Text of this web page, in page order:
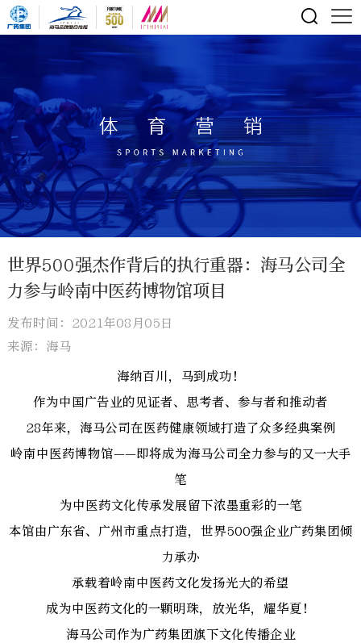
世界500强杰作背后的执行重器：海马公司全
力参与岭南中医药博物馆项目
发布时间：2021年08月05日
来源：海马
海纳百川，马到成功！
作为中国广告业的见证者、思考者、参与者和推动者
28年来，海马公司在医药健康领域打造了众多经典案例
岭南中医药博物馆——即将成为海马公司全力参与的又一大手
笔
为中医药文化传承发展留下浓墨重彩的一笔
本馆由广东省、广州市重点打造，世界500强企业广药集团倾
力承办
承载着岭南中医药文化发扬光大的希望
成为中医药文化的一颗明珠，放光华，耀华夏！
海马公司作为广药集团旗下文化传播企业